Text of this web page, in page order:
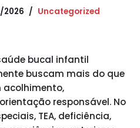
Uncategorized
bucal infantil
buscam mais do que
acolhimento,
responsável. No
TEA, deficiência,